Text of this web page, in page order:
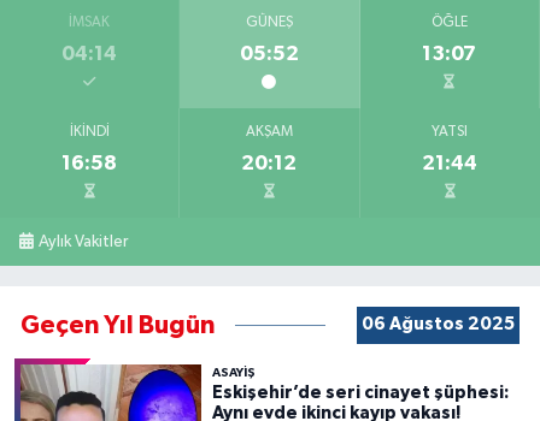
İMSAK
04:14
GÜNEŞ
05:52
ÖĞLE
13:07
İKINDI
16:58
AKŞAM
20:12
YATSI
21:44
Aylık Vakitler
Geçen Yıl Bugün 06 Ağustos 2025
ASAYİŞ
Eskişehir’de seri cinayet şüphesi:
Aynı evde ikinci kayıp vakası!